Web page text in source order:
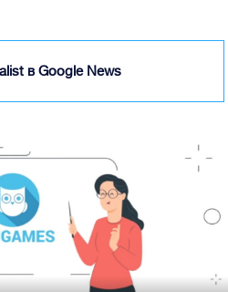
в Google News